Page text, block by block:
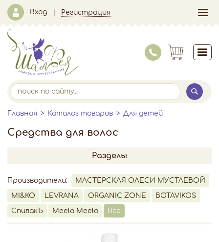
Вход Регистрация
Главная Каталог товаров Для детей
Средства для волос
Разделы
Производители: МАСТЕРСКАЯ ОЛЕСИ МУСТАЕВОЙ
MI&KO LEVRANA ORGANIC ZONE BOTAVIKOS
СпивакЪ Meela Meelo Все